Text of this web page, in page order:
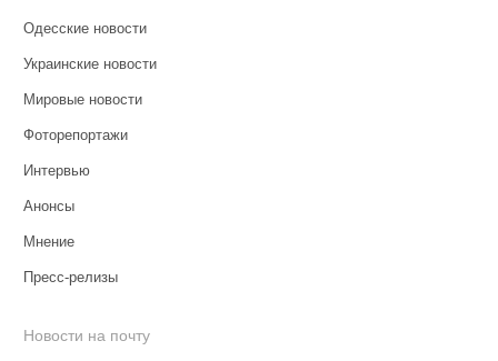
Одесские новости
Украинские новости
Мировые новости
Фоторепортажи
Интервью
Анонсы
Мнение
Пресс-релизы
Новости на почту